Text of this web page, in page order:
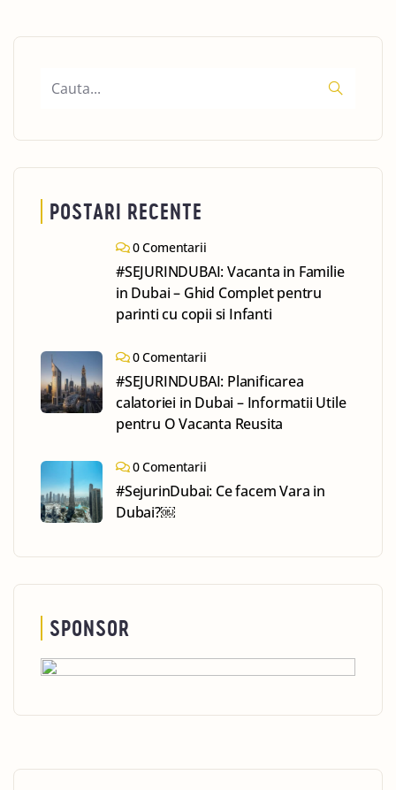
POSTARI RECENTE
0 Comentarii
#SEJURINDUBAI: Vacanta in Familie
in Dubai – Ghid Complet pentru
parinti cu copii si Infanti
0 Comentarii
#SEJURINDUBAI: Planificarea
calatoriei in Dubai – Informatii Utile
pentru O Vacanta Reusita
0 Comentarii
#SejurinDubai: Ce facem Vara in
Dubai?￼
SPONSOR